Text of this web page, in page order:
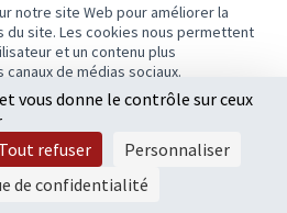
notre site Web pour améliorer la
site. Les cookies nous permettent
et un contenu plus
de médias sociaux.
accepter
les cookies essentiels
Paramètresjusqu'au parc du
vous donne le contrôle sur ceux
Tout refuser
Personnaliser
de confidentialité